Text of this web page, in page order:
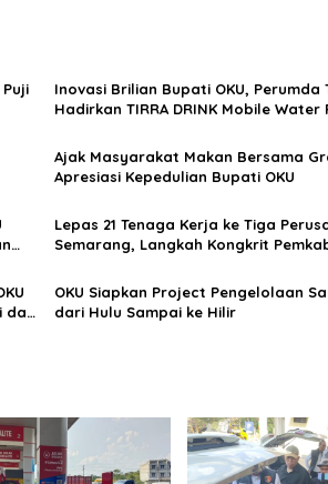
Inovasi Brilian Bupati OKU, Perumda
Hadirkan TIRRA DRINK Mobile Water
Ajak Masyarakat Makan Bersama
Apresiasi Kepedulian Bupati OKU
Lepas 21 Tenaga Kerja ke Tiga
Semarang, Langkah Kongkrit
dari
OKU Siapkan Project Pengelolaan
dari Hulu Sampai ke Hilir